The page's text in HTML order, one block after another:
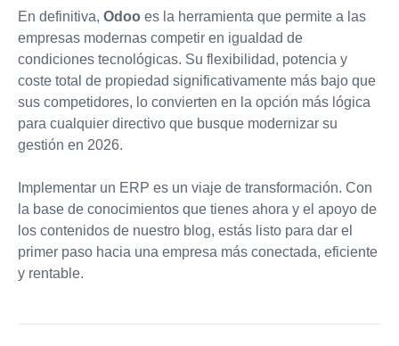
En definitiva, Odoo es la herramienta que permite a las
empresas modernas competir en igualdad de
condiciones tecnológicas. Su flexibilidad, potencia y
coste total de propiedad significativamente más bajo que
sus competidores, lo convierten en la opción más lógica
para cualquier directivo que busque modernizar su
gestión en 2026.
Implementar un ERP es un viaje de transformación. Con
la base de conocimientos que tienes ahora y el apoyo de
los contenidos de nuestro blog, estás listo para dar el
primer paso hacia una empresa más conectada, eficiente
y rentable.